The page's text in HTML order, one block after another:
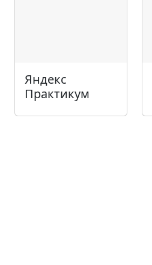
Яндекс
Практикум